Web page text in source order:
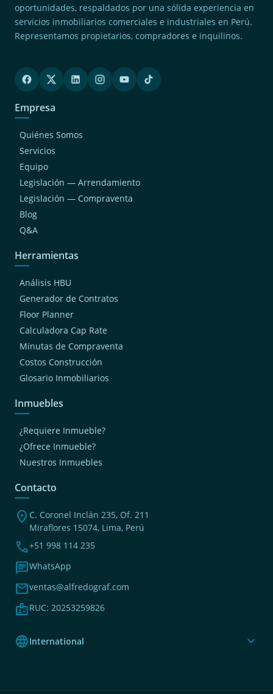
oportunidades, respaldados por una sólida experiencia en
servicios inmobiliarios comerciales e industriales en Perú.
Representamos propietarios, compradores e inquilinos.
Empresa
Quiénes Somos
Servicios
Equipo
Legislación — Arrendamiento
Legislación — Compraventa
Blog
Q&A
Herramientas
Análisis HBU
Generador de Contratos
Floor Planner
Calculadora Cap Rate
Minutas de Compraventa
Costos Construcción
Glosario Inmobiliarios
Inmuebles
¿Requiere Inmueble?
¿Ofrece Inmueble?
Nuestros Inmuebles
Contacto
location_on C. Coronel Inclán 235, Of. 211
Miraflores 15074, Lima, Perú
phone+51 998 114 235
chatWhatsApp
mailventas@alfredograf.com
badgeRUC: 20253259826
languageInternational expand_more